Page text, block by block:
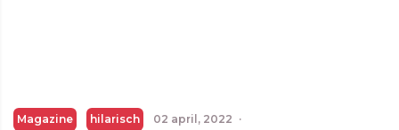
Magazine hilarisch 02 april, 2022 ·